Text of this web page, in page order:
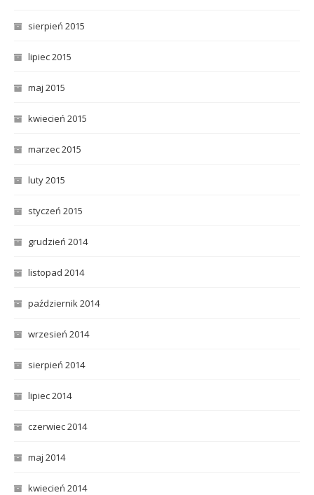
sierpień 2015
lipiec 2015
maj 2015
kwiecień 2015
marzec 2015
luty 2015
styczeń 2015
grudzień 2014
listopad 2014
październik 2014
wrzesień 2014
sierpień 2014
lipiec 2014
czerwiec 2014
maj 2014
kwiecień 2014